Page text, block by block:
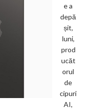
e a
depă
șit,
luni,
prod
ucăt
orul
de
cipuri
AI,